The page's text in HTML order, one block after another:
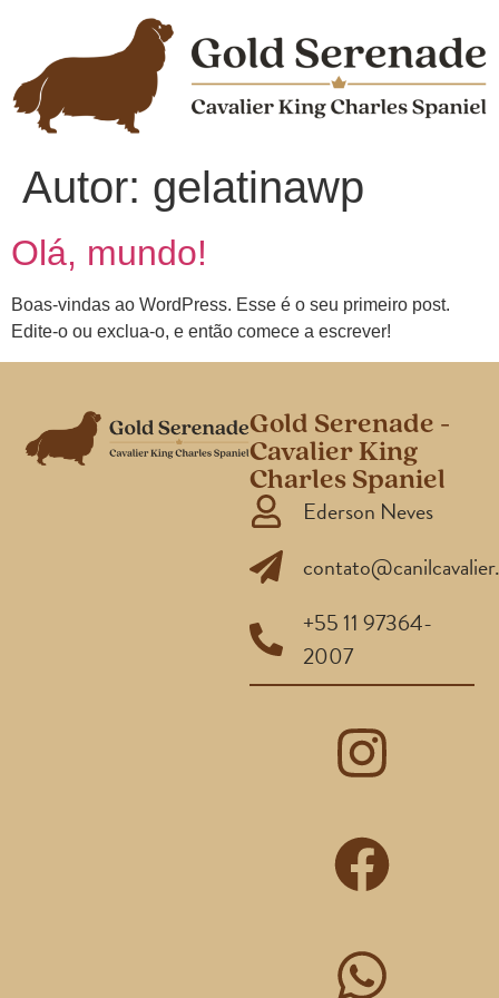
Autor: gelatinawp
Olá, mundo!
Boas-vindas ao WordPress. Esse é o seu primeiro post.
Edite-o ou exclua-o, e então comece a escrever!
Gold Serenade -
Cavalier King
Charles Spaniel
Ederson Neves
+55 11 97364-
2007